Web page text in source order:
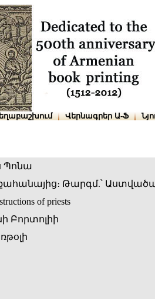
Վերնագրեր Ա-Ֆ
Պոնա
Թարգմ.՝
of priests
Բորտոլիի